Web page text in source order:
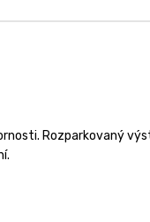
Rozparkovaný